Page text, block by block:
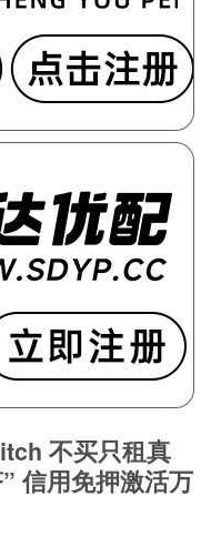
不买只租真
信用免押激活万